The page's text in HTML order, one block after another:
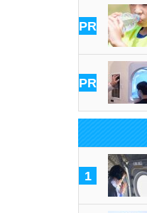
PR
PR
1